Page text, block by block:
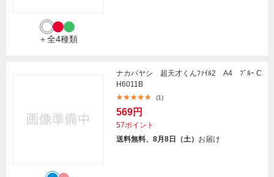
＋全4種類
ナカバヤシ 超天才くんﾌｧｲﾙ2 A4 ﾌﾞﾙｰ C
H6011B
(1)
569円
57ポイント
送料無料、8月8日（土） お届け